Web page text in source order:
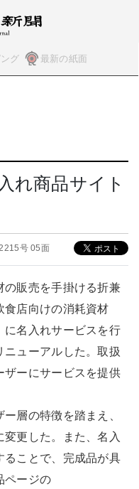
グ 最新の紙面
れ商品サイト
号 05面
の販売を手掛ける折兼
食店向けの消耗資材
に名入れサービスを行
ニューアルした。取扱
ザーにサービスを提供
層の特徴を踏まえ、
更した。また、名入
ることで、完成品が具
ページの